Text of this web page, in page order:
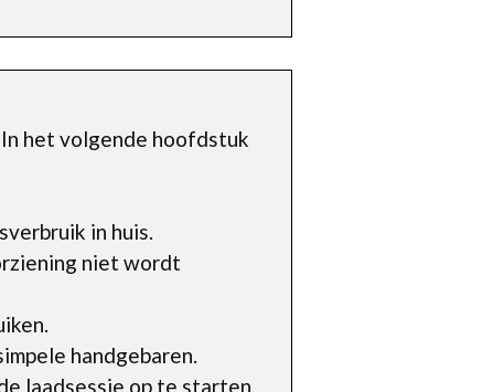
het volgende hoofdstuk
in huis.
niet wordt
handgebaren.
laadsessie op te starten.